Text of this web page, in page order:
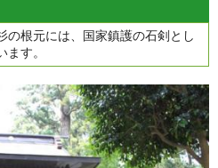
の根元には、国家鎮護の石剣とし
す。